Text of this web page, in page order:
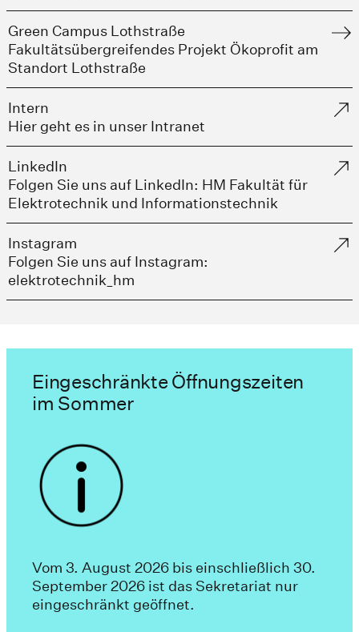
Green Campus Lothstraße
Fakultätsübergreifendes Projekt Ökoprofit am
Standort Lothstraße
Intern
Hier geht es in unser Intranet
LinkedIn
Folgen Sie uns auf LinkedIn: HM Fakultät für
Elektrotechnik und Informationstechnik
Instagram
Folgen Sie uns auf Instagram:
elektrotechnik_hm
Eingeschränkte Öffnungszeiten
im Sommer
Vom 3. August 2026 bis einschließlich 30.
September 2026 ist das Sekretariat nur
eingeschränkt geöffnet.